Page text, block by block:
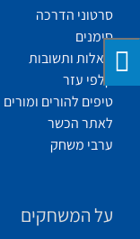
סרטוני הדרכה
סימנים
שאלות ותשובות
קלפי עזר
טיפים להורים ומורים
לאתר הכשר
ערבי משחק
על המשחקים